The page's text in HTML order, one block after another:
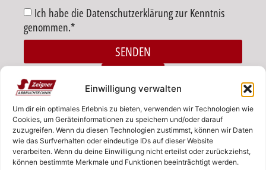
Einwilligung verwalten
Um dir ein optimales Erlebnis zu bieten, verwenden wir Technologien wie
Cookies, um Geräteinformationen zu speichern und/oder darauf
zuzugreifen. Wenn du diesen Technologien zustimmst, können wir Daten
wie das Surfverhalten oder eindeutige IDs auf dieser Website
verarbeiten. Wenn du deine Einwilligung nicht erteilst oder zurückziehst,
können bestimmte Merkmale und Funktionen beeinträchtigt werden.
Ich habe die Datenschutzerklärung zur Kenntnis
genommen.*
SENDEN
Rufen Sie uns an!